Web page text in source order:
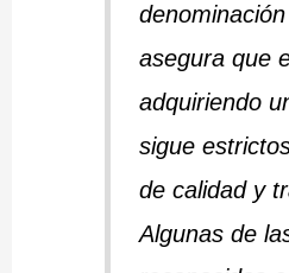
asegura que
adquiriendo
sigue
de calidad y
Algunas de